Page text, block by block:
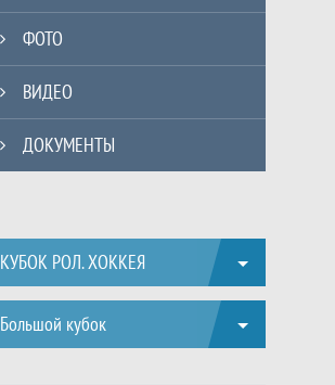
ФОТО
ВИДЕО
ДОКУМЕНТЫ
КУБОК РОЛ. ХОККЕЯ
Большой кубок